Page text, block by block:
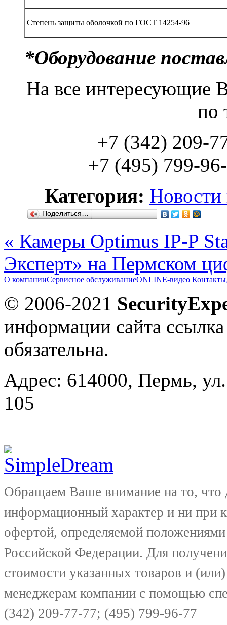
Степень защиты оболочкой по ГОСТ 14254-96
*Оборудование
На все интересующие
по
+7 (342) 209-
+7 (495) 799-
Категория: Новости
Поделиться…
« Камеры Optimus IP-P
Эксперт» на Пермском
О компанииСервисное обслуживаниеONLINE-видео Контакты
© 2006-2021
информации сайта
обязательна.
Адрес: 614000, Пермь,
105
Обращаем Ваше внимание на то, что
информационный характер и ни при
офертой, определяемой
Российской Федерации. Для
стоимости указанных товаров и
менеджерам компании с помощью
(342) 209-77-77; (495) 799-96-77